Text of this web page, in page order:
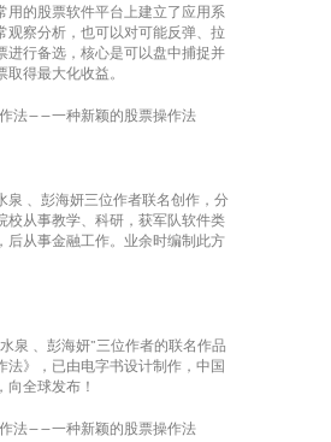
用的股票软件平台上建立了应用系
观察分析，也可以对可能反弹、拉
进行备选，核心是可以盘中捕捉并
得最大化收益。
泉 、彭海妍三位作者联名创作，分
校从事教学、科研，获军队软件类
后从事金融工作。业余时编制此方
泉 、彭海妍”三位作者的联名作品
法》，已由电字书设计制作，中国
向全球发布！